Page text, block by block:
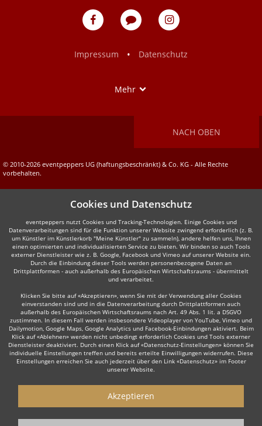
eventpeppers
Blog
eventpeppers
Impressum
• Datenschutz
Mehr
NACH OBEN
© 2010-2026 eventpeppers UG (haftungsbeschränkt) & Co. KG - Alle Rechte
vorbehalten.
Cookies und Datenschutz
eventpeppers nutzt Cookies und Tracking-Technologien. Einige Cookies und
Datenverarbeitungen sind für die Funktion unserer Website zwingend erforderlich (z. B.
um Künstler im Künstlerkorb "Meine Künstler" zu sammeln), andere helfen uns, Ihnen
einen optimierten und individualisierten Service zu bieten. Wir binden so auch Tools
externer Dienstleister wie z. B. Google, Facebook und Vimeo auf unserer Website ein.
Durch die Einbindung dieser Tools werden personenbezogene Daten an
Drittplattformen - auch außerhalb des Europäischen Wirtschaftsraums - übermittelt
und verarbeitet.
Klicken Sie bitte auf «Akzeptieren», wenn Sie mit der Verwendung aller Cookies
einverstanden sind und in die Datenverarbeitung durch Drittplattformen auch
außerhalb des Europäischen Wirtschaftsraums nach Art. 49 Abs. 1 lit. a DSGVO
zustimmen. In diesem Fall werden insbesondere Videoplayer von YouTube, Vimeo und
Dailymotion, Google Maps, Google Analytics und Facebook-Einbindungen aktiviert. Beim
Klick auf «Ablehnen» werden nicht unbedingt erforderlich Cookies und Tools externer
Dienstleister deaktiviert. Durch einen Klick auf «Datenschutz-Einstellungen» können Sie
individuelle Einstellungen treffen und bereits erteilte Einwilligungen widerrufen. Diese
Einstellungen erreichen Sie auch jederzeit über den Link «Datenschutz» im Footer
unserer Website.
Akzeptieren